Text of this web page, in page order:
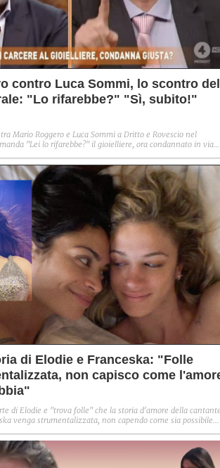
contro Luca Sommi, lo scontro del
"Lo rifarebbe?" "Sì, subito!"
Mario Roggero e Luca Sommi a Dritto e Rovescio nel
"Lei lo rifarebbe?" il gioielliere, ora condannato in via
di Elodie e Franceska: "Folle
non capisco come
di Elodie e "trova folle" che la storia d'amore della
venga strumentalizzata, non capendo come sia possibile